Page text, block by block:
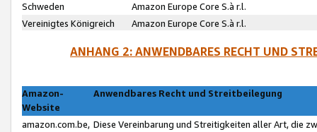
Schweden
Amazon Europe Core S.à r.l.
Vereinigtes Königreich
Amazon Europe Core S.à r.l.
ANHANG 2: ANWENDBARES RECHT UND
Amazon-
Website
Anwendbares Recht und Streitbeilegung
amazon.com.be, Diese Vereinbarung und Streitigkeiten aller Art, die